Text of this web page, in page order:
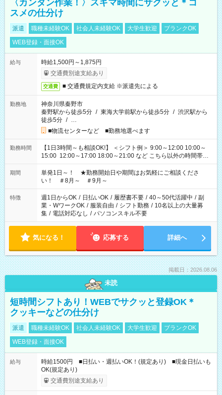
〈カンタン作業！〉スキマ時間にサクッと＊コ
スメの仕分け
派遣 職種未経験OK 社会人未経験OK 大学生歓迎
ブランクOK
WEB登録・面接OK
給与
時給1,500円～1,875円
交通費別途支給あり
交通費 ■ 交通費規定内支給 ※派遣先による
勤務地
神奈川県秦野市
秦野駅から徒歩5分 / 東海大学前駅から徒歩5分 / 渋沢駅から
徒歩5分 / …
■物流センターなど ■勤務地選べます
勤務時間
【1日3時間～も相談OK!】 ＜シフト例＞ 9:00～12:00 10:00～
15:00 12:00～17:00 18:00～21:00 など こちら以外の時間帯も
お気軽にご相談ください！
期間
単発1日～！ ★勤務開始日や期間はお気軽にご相談くださ
い！ ＃8月～ ＃9月～
特徴 週1日からOK / 日払いOK / 履歴書不要 / 40～50代活躍中 / 副
業・WワークOK / 服装自由 / シフト勤務 / 10名以上の大量募
集 / 電話対応なし / パソコンスキル不要
気になる！ 応募する 詳細へ
掲載日：2026.08.06
未読
短時間シフトあり！WEBでサクッと登録OK＊
クッキーなどの仕分け
派遣 職種未経験OK 社会人未経験OK 大学生歓迎
ブランクOK
WEB登録・面接OK
給与
時給1500円 ■日払い・週払いOK！(規定あり) ■現金日払いも
OK(規定あり)
交通費別途支給あり